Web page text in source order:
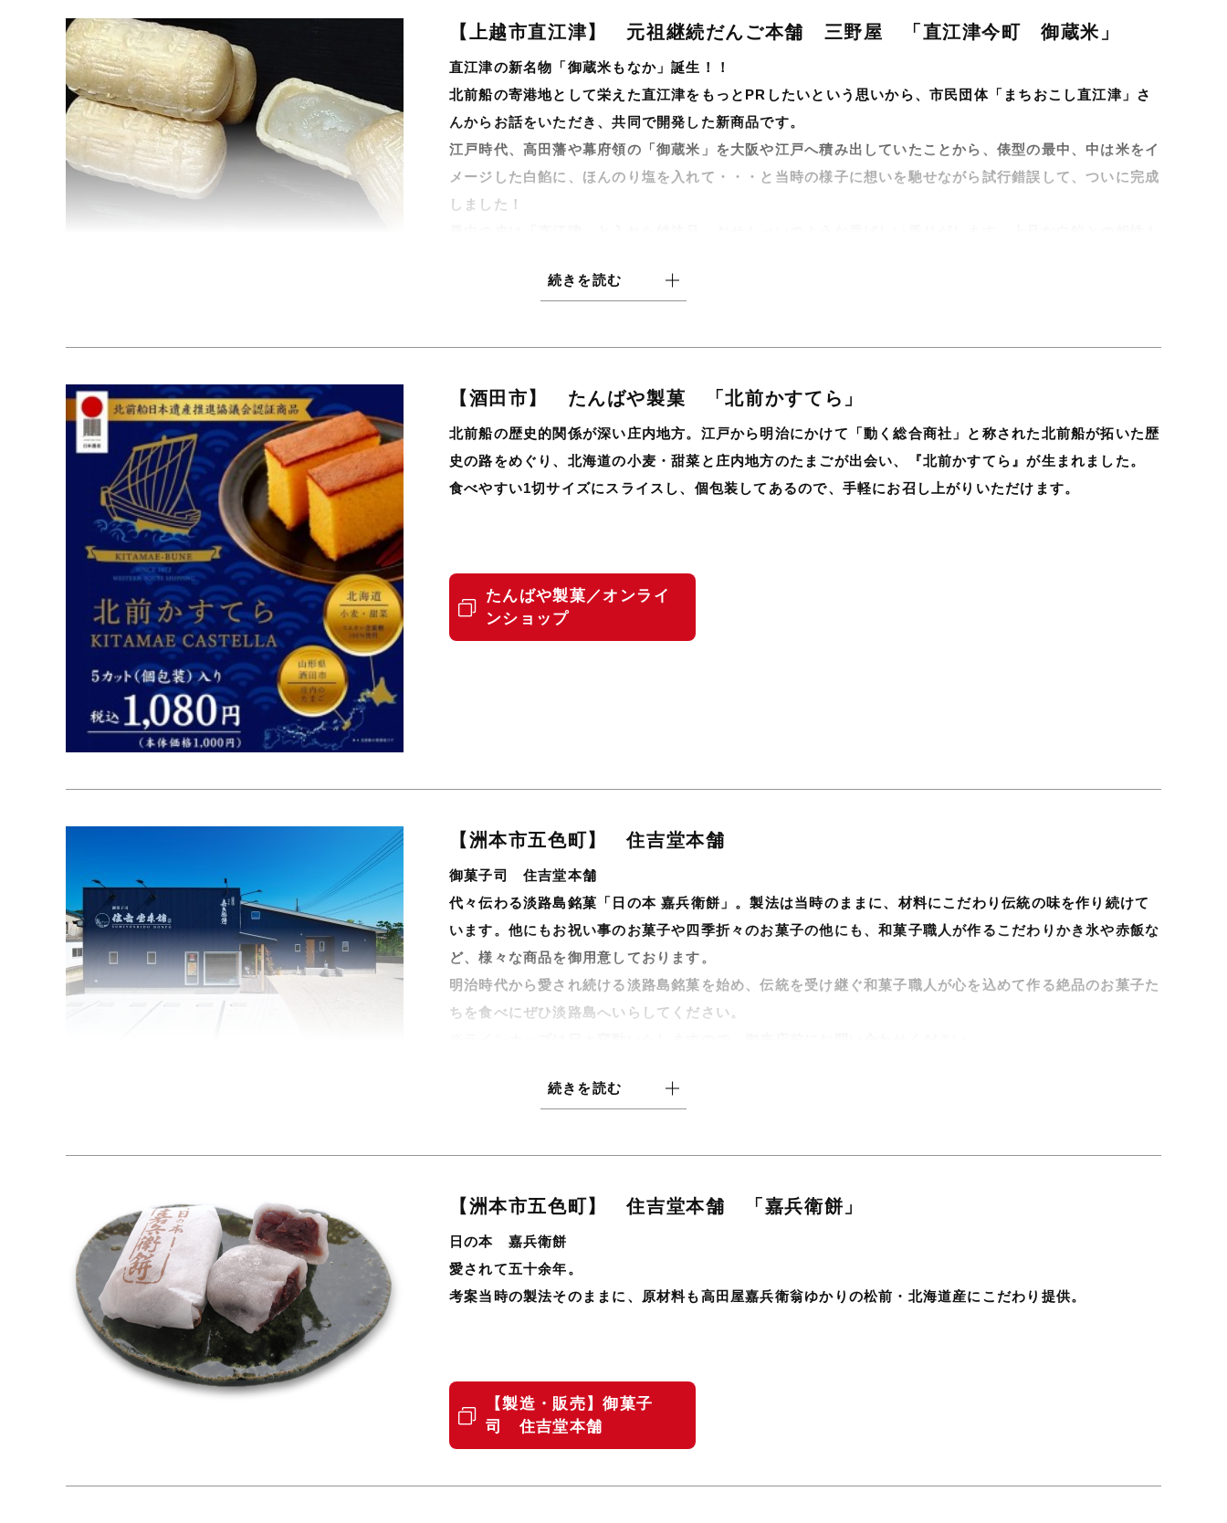
【上越市直江津】 元祖継続だんご本舗 三野屋 「直江津今町 御蔵米」
直江津の新名物「御蔵米もなか」誕生！！
北前船の寄港地として栄えた直江津をもっとPRしたいという思いから、市民団体「まちおこし直江津」さ
んからお話をいただき、共同で開発した新商品です。
江戸時代、高田藩や幕府領の「御蔵米」を大阪や江戸へ積み出していたことから、俵型の最中、中は米をイ
メージした白餡に、ほんのり塩を入れて・・・と当時の様子に想いを馳せながら試行錯誤して、ついに完成
しました！
直江津の新名物として愛されるお菓子になって欲しいと願っています。
元祖継続だんご本舗「三
続きを読む
【酒田市】 たんばや製菓 「北前かすてら」
北前船の歴史的関係が深い庄内地方。江戸から明治にかけて「動く総合商社」と称された北前船が拓いた歴
史の路をめぐり、北海道の小麦・甜菜と庄内地方のたまごが出会い、『北前かすてら』が生まれました。
食べやすい1切サイズにスライスし、個包装してあるので、手軽にお召し上がりいただけます。
たんばや製菓／オンライ
ンショップ
【洲本市五色町】 住吉堂本舗
御菓子司 住吉堂本舗
代々伝わる淡路島銘菓「日の本 嘉兵衛餅」。製法は当時のままに、材料にこだわり伝統の味を作り続けて
います。他にもお祝い事のお菓子や四季折々のお菓子の他にも、和菓子職人が作るこだわりかき氷や赤飯な
ど、様々な商品を御用意しております。
明治時代から愛され続ける淡路島銘菓を始め、伝統を受け継ぐ和菓子職人が心を込めて作る絶品のお菓子た
ちを食べにぜひ淡路島へいらしてください。
兵庫県洲本市五色町都志198-1
0799-33-0016
続きを読む
【洲本市五色町】 住吉堂本舗 「嘉兵衛餅」
日の本 嘉兵衛餅
愛されて五十余年。
考案当時の製法そのままに、原材料も高田屋嘉兵衛翁ゆかりの松前・北海道産にこだわり提供。
【製造・販売】御菓子
司 住吉堂本舗